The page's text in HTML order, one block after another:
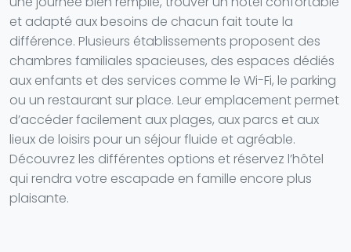
et adapté aux besoins de chacun fait toute la
différence. Plusieurs établissements proposent des
chambres familiales spacieuses, des espaces dédiés
aux enfants et des services comme le Wi-Fi, le parking
ou un restaurant sur place. Leur emplacement permet
d’accéder facilement aux plages, aux parcs et aux
lieux de loisirs pour un séjour fluide et agréable.
Découvrez les différentes options et réservez l’hôtel
qui rendra votre escapade en famille encore plus
plaisante.